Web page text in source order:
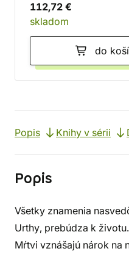
112,72 €
skladom
do
Popis Knihy v sérii
Popis
Všetky znamenia
Urthy, prebúdza k
Mŕtvi vznášajú nárok na